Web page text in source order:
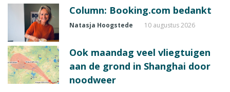
Column: Booking.com bedankt
Natasja Hoogstede 10 augustus 2026
Ook maandag veel vliegtuigen
aan de grond in Shanghai door
noodweer